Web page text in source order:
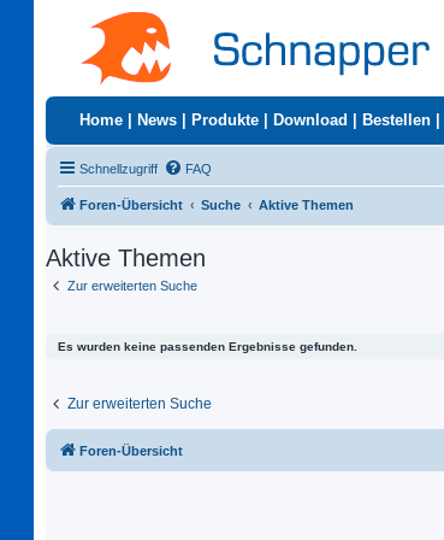
Home News Produkte Download Bestellen
Schnellzugriff FAQ
Foren-Übersicht Suche Aktive Themen
Aktive Themen
Zur erweiterten Suche
Es wurden keine passenden Ergebnisse gefunden.
Zur erweiterten Suche
Foren-Übersicht